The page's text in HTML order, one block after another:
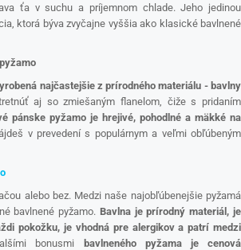
ťa v suchu a príjemnom chlade. Jeho jedinou
ktorá býva zvyčajne vyššia ako klasické bavlnené
najčastejšie z prírodného materiálu - bavlny
aj so zmiešaným flanelom, čiže s pridaním
pánske pyžamo je hrejivé, pohodlné a mäkké na
v prevedení s populárnym a veľmi obľúbeným
alebo bez. Medzi naše najobľúbenejšie pyžamá
bavlnené pyžamo. Bavlna je prírodný materiál, je
pokožku, je vhodná pre alergikov a patrí medzi
bonusmi
bavlneného pyžama je cenová